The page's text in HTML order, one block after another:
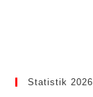
Statistik 2026